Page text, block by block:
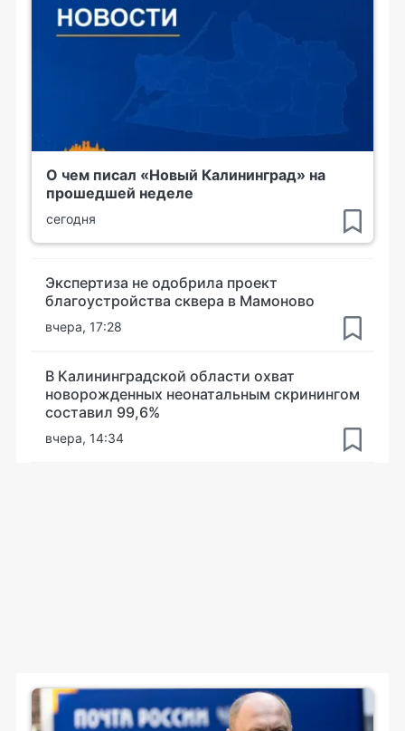
О чем писал «Новый Калининград» на
прошедшей неделе
сегодня
Экспертиза не одобрила проект
благоустройства сквера в Мамоново
вчера, 17:28
В Калининградской области охват
новорожденных неонатальным скринингом
составил 99,6%
вчера, 14:34